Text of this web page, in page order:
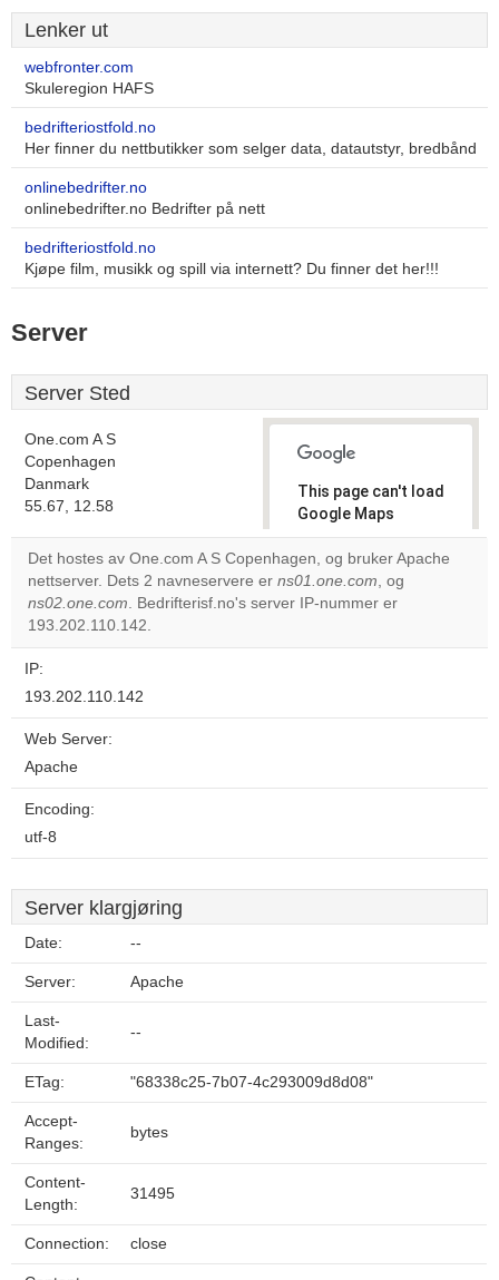
Lenker ut
webfronter.com
Skuleregion HAFS
bedrifteriostfold.no
Her finner du nettbutikker som selger data, datautstyr, bredbånd
onlinebedrifter.no
onlinebedrifter.no Bedrifter på nett
bedrifteriostfold.no
Kjøpe film, musikk og spill via internett? Du finner det her!!!
Server
Server Sted
One.com A S
Copenhagen
Danmark
55.67, 12.58
This page can't load
Google Maps
correctly.
Do you
own this
Det hostes av One.com A S Copenhagen, og bruker Apache
nettserver. Dets 2 navneservere er ns01.one.com, og
ns02.one.com. Bedrifterisf.no's server IP-nummer er
193.202.110.142.
IP:
193.202.110.142
Web Server:
Apache
Encoding:
utf-8
Server klargjøring
Date: --
Server: Apache
Last-
Modified:
--
ETag: "68338c25-7b07-4c293009d8d08"
Accept-
Ranges:
bytes
Content-
Length:
31495
Connection: close